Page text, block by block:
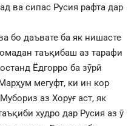
ва сипас Русия рафта дар
бо даъвате ба як нишасте
таъқибаш аз тарафи
Ёдгорро ба зӯрӣ
мегуфт, ки ин кор
аз Хоруғ аст, як
худро дар Русия аз ӯ